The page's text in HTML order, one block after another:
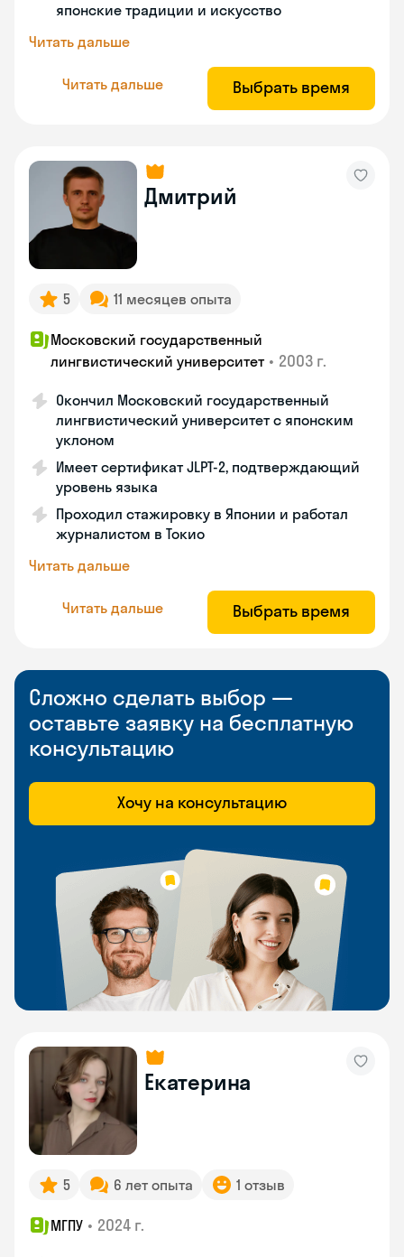
японские традиции и искусство
Читать дальше
Читать дальше Выбрать время
Дмитрий
5 11 месяцев опыта
Московский государственный
лингвистический университет • 2003 г.
Окончил Московский государственный
лингвистический университет с японским
уклоном
Имеет сертификат JLPT-2, подтверждающий
уровень языка
Проходил стажировку в Японии и работал
журналистом в Токио
Читать дальше
Читать дальше Выбрать время
Сложно сделать выбор —
оставьте заявку на бесплатную
консультацию
Хочу на консультацию
Екатерина
5 6 лет опыта 1 отзыв
МГПУ • 2024 г.